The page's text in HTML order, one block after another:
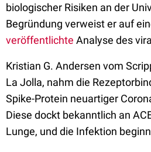
biologischer Risiken an der
Begründung verweist er auf
veröffentlichte Analyse des
Kristian G. Andersen vom
La Jolla, nahm die
Spike-Protein neuartiger
Diese dockt bekanntlich an
Lunge, und die Infektion